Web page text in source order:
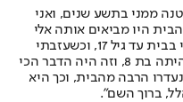
ממני בתשע שנים, ואני
היו מביאים אותה אלי
בחופשים מבית הספר, שאטפל בה. הייתי בבית עד גיל 17, וכשעזבתי
ראומה עזבה לקיבוץ משמר העמק. היא היתה בת 8, וזה היה הדבר הכי
הרבה מהבית, וכך היא
ברוך השם".